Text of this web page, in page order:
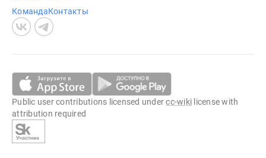
КомандаКонтакты
Public user contributions licensed undercc-wiki license with
attribution required